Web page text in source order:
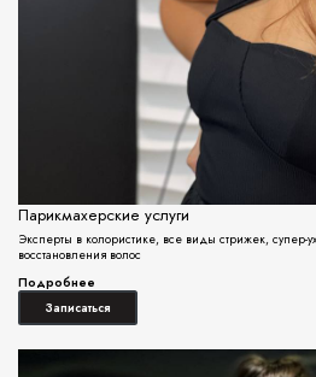
Парикмахерские услуги
Эксперты в колористике, все виды стрижек,
восстановления волос
Подробнее
Записаться